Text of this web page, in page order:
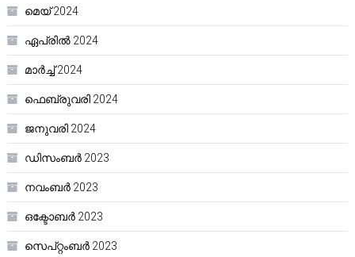
മെയ്‌ 2024
ഏപ്രിൽ 2024
മാർച്ച്‌ 2024
ഫെബ്രുവരി 2024
ജനുവരി 2024
ഡിസംബർ 2023
നവംബർ 2023
ഒക്ടോബർ 2023
സെപ്റ്റംബർ 2023